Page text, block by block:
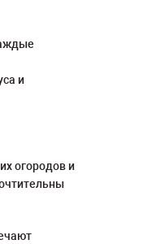
и
огородов и